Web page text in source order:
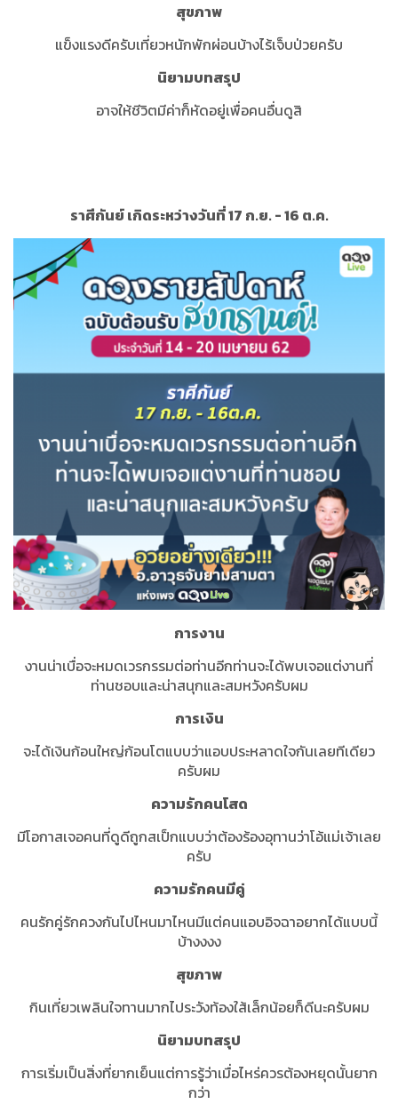
สุขภาพ
แข็งแรงดีครับเที่ยวหนักพักผ่อนบ้างไร้เจ็บป่วยครับ
นิยามบทสรุป
อาจให้ชีวิตมีค่าก็หัดอยู่เพื่อคนอื่นดูสิ
ราศีกันย์ เกิดระหว่างวันที่ 17 ก.ย. - 16 ต.ค.
การงาน
งานน่าเบื่อจะหมดเวรกรรมต่อท่านอีกท่านจะได้พบเจอแต่งานที่
ท่านชอบและน่าสนุกและสมหวังครับผม
การเงิน
จะได้เงินก้อนใหญ่ก้อนโตแบบว่าแอบประหลาดใจกันเลยทีเดียว
ครับผม
ความรักคนโสด
มีโอกาสเจอคนที่ดูดีถูกสเป็กแบบว่าต้องร้องอุทานว่าโอ้แม่เจ้าเลย
ครับ
ความรักคนมีคู่
คนรักคู่รักควงกันไปไหนมาไหนมีแต่คนแอบอิจฉาอยากได้แบบนี้
บ้างงงง
สุขภาพ
กินเที่ยวเพลินใจทานมากไประวังท้องใส้เล็กน้อยก็ดีนะครับผม
นิยามบทสรุป
การเริ่มเป็นสิ่งที่ยากเย็นแต่การรู้ว่าเมื่อไหร่ควรต้องหยุดนั้นยาก
กว่า